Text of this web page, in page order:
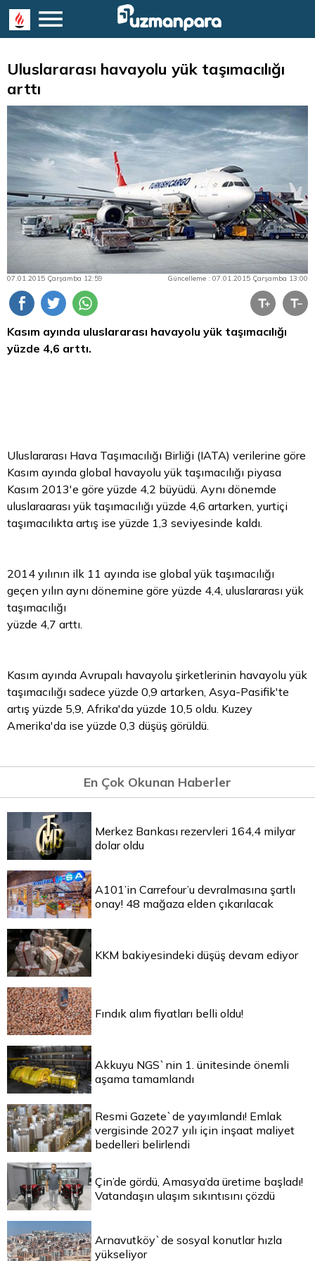
Uluslararası havayolu yük taşımacılığı
arttı
07.01.2015 Çarşamba 12:59 Güncelleme : 07.01.2015 Çarşamba 13:00
Kasım ayında uluslararası havayolu yük taşımacılığı
yüzde 4,6 arttı.
Uluslararası Hava Taşımacılığı Birliği (IATA) verilerine göre
Kasım ayında global havayolu yük taşımacılığı piyasa
Kasım 2013'e göre yüzde 4,2 büyüdü. Aynı dönemde
uluslaraarası yük taşımacılığı yüzde 4,6 artarken, yurtiçi
taşımacılıkta artış ise yüzde 1,3 seviyesinde kaldı.
2014 yılının ilk 11 ayında ise global yük taşımacılığı
geçen yılın aynı dönemine göre yüzde 4,4, uluslararası yük
taşımacılığı
yüzde 4,7 arttı.
Kasım ayında Avrupalı havayolu şirketlerinin havayolu yük
taşımacılığı sadece yüzde 0,9 artarken, Asya-Pasifik'te
artış yüzde 5,9, Afrika'da yüzde 10,5 oldu. Kuzey
Amerika'da ise yüzde 0,3 düşüş görüldü.
En Çok Okunan Haberler
Merkez Bankası rezervleri 164,4 milyar
dolar oldu
A101’in Carrefour’u devralmasına şartlı
onay! 48 mağaza elden çıkarılacak
KKM bakiyesindeki düşüş devam ediyor
Fındık alım fiyatları belli oldu!
Akkuyu NGS`nin 1. ünitesinde önemli
aşama tamamlandı
Resmi Gazete`de yayımlandı! Emlak
vergisinde 2027 yılı için inşaat maliyet
bedelleri belirlendi
Çin’de gördü, Amasya’da üretime başladı!
Vatandaşın ulaşım sıkıntısını çözdü
Arnavutköy`de sosyal konutlar hızla
yükseliyor